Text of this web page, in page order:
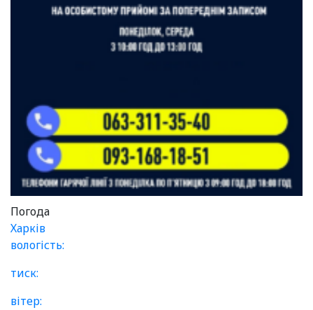
Погода
Харків
вологість:
тиск:
вітер: